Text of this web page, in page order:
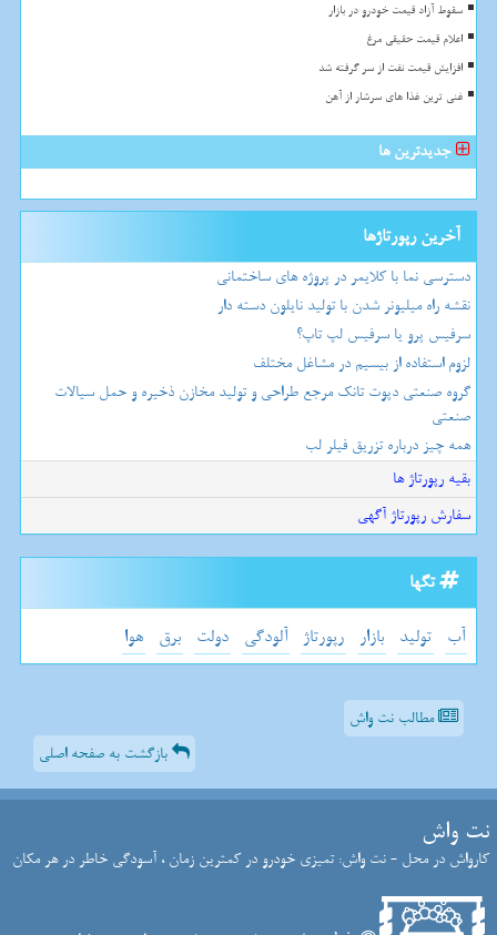
سقوط آزاد قیمت خودرو در بازار
اعلام قیمت حقیقی مرغ
افزایش قیمت نفت از سر گرفته شد
غنی ترین غذا های سرشار از آهن
جدیدترین ها
آخرین رپورتاژها
دسترسی نما با کلایمر در پروژه های ساختمانی
نقشه راه میلیونر شدن با تولید نایلون دسته دار
سرفیس پرو یا سرفیس لپ تاپ؟
لزوم استفاده از بیسیم در مشاغل مختلف
گروه صنعتی دپوت تانک مرجع طراحی و تولید مخازن ذخیره و حمل سیالات
صنعتی
همه چیز درباره تزریق فیلر لب
بقیه رپورتاژ ها
سفارش رپورتاژ آگهی
تگها
آب تولید بازار رپورتاژ آلودگی دولت برق هوا
مطالب نت واش
بازگشت به صفحه اصلی
نت واش
کارواش در محل - نت واش: تمیزی خودرو در کمترین زمان ، آسودگی خاطر در هر مکان